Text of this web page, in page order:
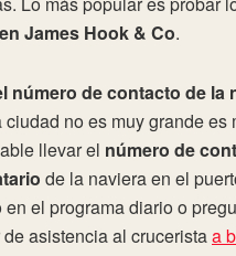
James Hook & Co.
número de contacto de la
no es muy grande es
llevar el número de
de la naviera en el
el programa diario o
de asistencia al cruceristaa